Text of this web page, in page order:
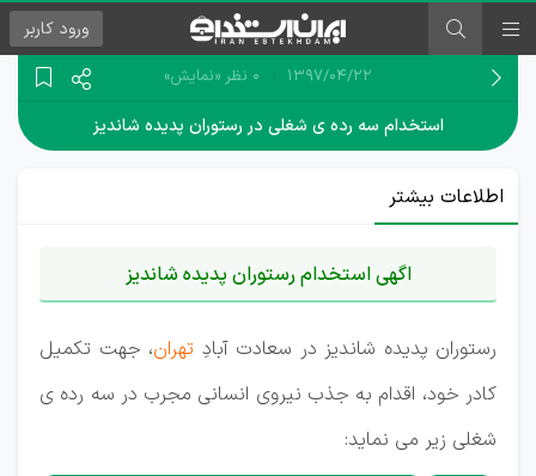
ورود کاربر
۱۳۹۷/۰۴/۲۲ 0 نظر «نمایش»
استخدام سه رده ی شغلی در رستوران پدیده شاندیز
اطلاعات بیشتر
اگهی استخدام رستوران پدیده شاندیز
رستوران پدیده شاندیز در سعادت آبادِ تهران، جهت تکمیل
کادر خود، اقدام به جذب نیروی انسانی مجرب در سه رده ی
شغلی زیر می نماید: